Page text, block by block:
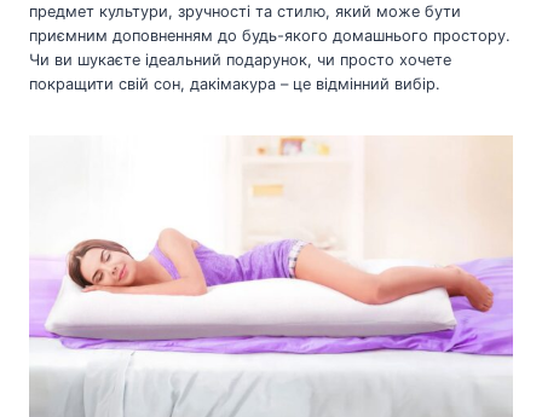
предмет культури, зручності та стилю, який може бути
приємним доповненням до будь-якого домашнього простору.
Чи ви шукаєте ідеальний подарунок, чи просто хочете
покращити свій сон, дакімакура – це відмінний вибір.